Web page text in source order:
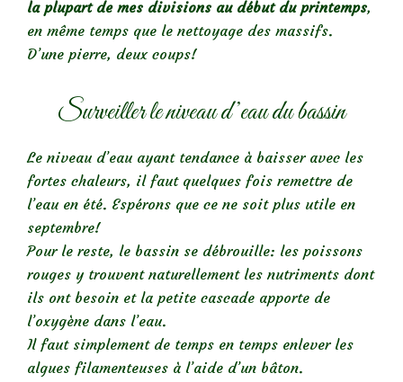
la plupart de mes divisions au début du printemps,
en même temps que le nettoyage des massifs.
D’une pierre, deux coups!
Surveiller le niveau d’eau du bassin
Le niveau d’eau ayant tendance à baisser avec les
fortes chaleurs, il faut quelques fois remettre de
l’eau en été. Espérons que ce ne soit plus utile en
septembre!
Pour le reste, le bassin se débrouille: les poissons
rouges y trouvent naturellement les nutriments dont
ils ont besoin et la petite cascade apporte de
l’oxygène dans l’eau.
Il faut simplement de temps en temps enlever les
algues filamenteuses à l’aide d’un bâton.